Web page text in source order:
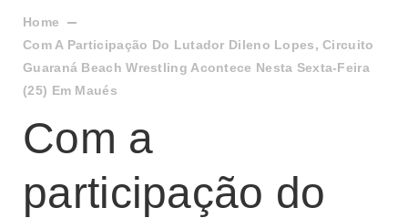
Home
Com A Participação Do Lutador Dileno Lopes, Circuito
Guaraná Beach Wrestling Acontece Nesta Sexta-Feira
(25) Em Maués
Com a
participação do